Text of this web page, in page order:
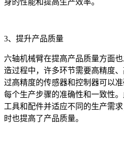
3、提升产品质量
六轴机械臂在提高产品质量方面
造过程中，许多环节需要高精度
过高精度的传感器和控制器可以
每个生产步骤的准确性和一致性
工具和配件并适应不同的生产需
时也提高了产品质量。